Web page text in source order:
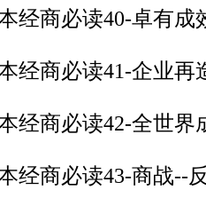
经商必读40-卓有成
经商必读41-企业再
经商必读42-全世
经商必读43-商战--